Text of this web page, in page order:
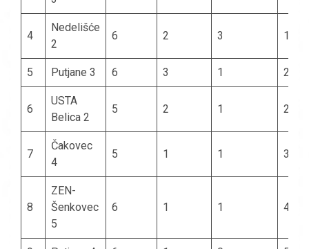
4
Nedelišće
2
6 2 3 1
5 Putjane 3 6 3 1 2
6
USTA
Belica 2
5 2 1 2
7
Čakovec
4
5 1 1 3
8
ZEN-
Šenkovec
5
6 1 1 4